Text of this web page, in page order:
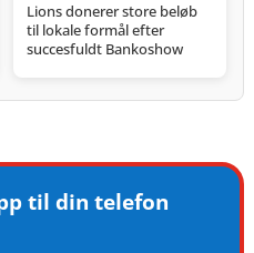
Lions donerer store beløb
til lokale formål efter
succesfuldt Bankoshow
til din telefon